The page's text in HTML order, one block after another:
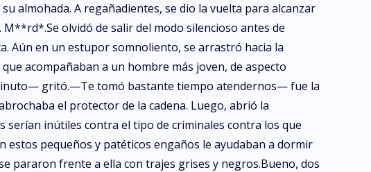
almohada. A regañadientes, se dio la vuelta para alcanzar
olvidó de salir del modo silencioso antes de
Aún en un estupor somnoliento, se arrastró hacia la
acompañaban a un hombre más joven, de aspecto
gritó.—Te tomó bastante tiempo atendernos— fue la
el protector de la cadena. Luego, abrió la
serían inútiles contra el tipo de criminales contra los que
pequeños y patéticos engaños le ayudaban a dormir
pararon frente a ella con trajes grises y negros.Bueno, dos